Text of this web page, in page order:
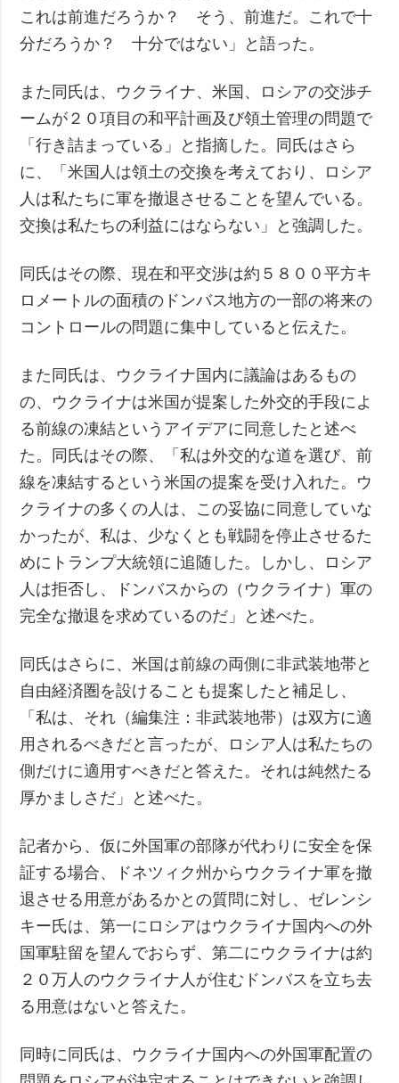
これは前進だろうか？ そう、前進だ。これで十
分だろうか？ 十分ではない」と語った。
また同氏は、ウクライナ、米国、ロシアの交渉チ
ームが２０項目の和平計画及び領土管理の問題で
「行き詰まっている」と指摘した。同氏はさら
に、「米国人は領土の交換を考えており、ロシア
人は私たちに軍を撤退させることを望んでいる。
交換は私たちの利益にはならない」と強調した。
同氏はその際、現在和平交渉は約５８００平方キ
ロメートルの面積のドンバス地方の一部の将来の
コントロールの問題に集中していると伝えた。
また同氏は、ウクライナ国内に議論はあるもの
の、ウクライナは米国が提案した外交的手段によ
る前線の凍結というアイデアに同意したと述べ
た。同氏はその際、「私は外交的な道を選び、前
線を凍結するという米国の提案を受け入れた。ウ
クライナの多くの人は、この妥協に同意していな
かったが、私は、少なくとも戦闘を停止させるた
めにトランプ大統領に追随した。しかし、ロシア
人は拒否し、ドンバスからの（ウクライナ）軍の
完全な撤退を求めているのだ」と述べた。
同氏はさらに、米国は前線の両側に非武装地帯と
自由経済圏を設けることも提案したと補足し、
「私は、それ（編集注：非武装地帯）は双方に適
用されるべきだと言ったが、ロシア人は私たちの
側だけに適用すべきだと答えた。それは純然たる
厚かましさだ」と述べた。
記者から、仮に外国軍の部隊が代わりに安全を保
証する場合、ドネツィク州からウクライナ軍を撤
退させる用意があるかとの質問に対し、ゼレンシ
キー氏は、第一にロシアはウクライナ国内への外
国軍駐留を望んでおらず、第二にウクライナは約
２０万人のウクライナ人が住むドンバスを立ち去
る用意はないと答えた。
同時に同氏は、ウクライナ国内への外国軍配置の